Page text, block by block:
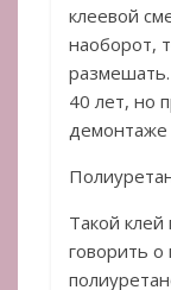
клеевой
наоборот,
40 лет, но
демонтаже
Такой
говорить о